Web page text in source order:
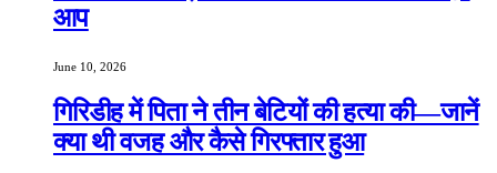
आप
June 10, 2026
गिरिडीह में पिता ने तीन बेटियों की हत्या की—जानें
क्या थी वजह और कैसे गिरफ्तार हुआ